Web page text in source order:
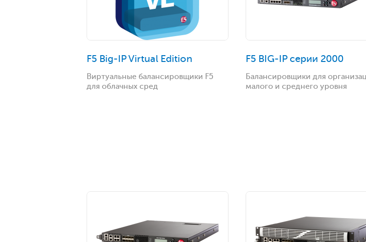
F5 Big-IP Virtual Edition
Виртуальные балансировщики F5
для облачных сред
F5 BIG-IP серии 2000
Балансировщики для
малого и среднего уровня